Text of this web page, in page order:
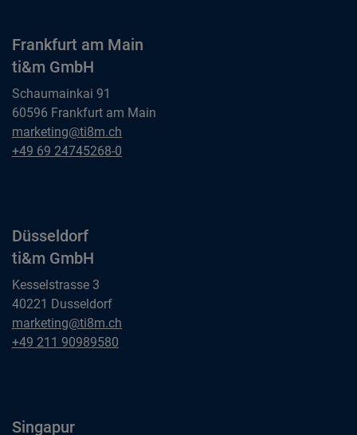
Frankfurt am Main
ti&m GmbH
Schaumainkai 91
60596 Frankfurt am Main
Frankfurt am Main
ti&m GmbH
marketing@ti8m.ch
Frankfurt am Main
+49 69 24745268-0
Düsseldorf
ti&m GmbH
Kesselstrasse 3
40221 Dusseldorf
Düsseldorf
ti&m GmbH
marketing@ti8m.ch
Düsseldorf
+49 211 90989580
Singapur